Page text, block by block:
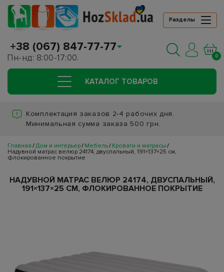
Разделы
+38 (067) 847-77-77
Пн-нд: 8:00-17:00. 0
КАТАЛОГ ТОВАРОВ
Комплектация заказов 2-4 рабочих дня.
Минимальная сумма заказа 500 грн.
Главная Дом и интерьер Мебель Кровати и матрасы
Надувной матрас велюр 24174, двуспальный, 191×137×25 см,
флокированное покрытие
НАДУВНОЙ МАТРАС ВЕЛЮР 24174, ДВУСПАЛЬНЫЙ,
191×137×25 СМ, ФЛОКИРОВАННОЕ ПОКРЫТИЕ